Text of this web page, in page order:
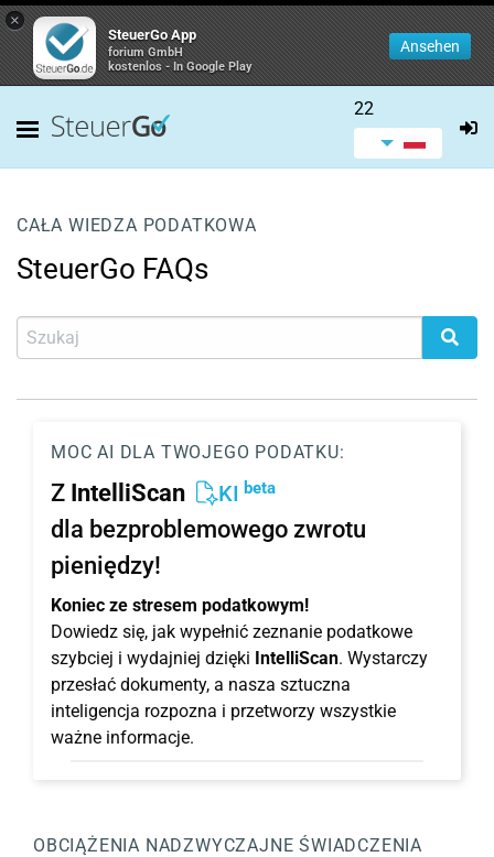
×
SteuerGo App
forium GmbH
kostenlos - In Google Play
Ansehen
22
CAŁA WIEDZA PODATKOWA
SteuerGo FAQs
MOC AI DLA TWOJEGO PODATKU:
Z IntelliScan KI beta
dla bezproblemowego zwrotu
pieniędzy!
Koniec ze stresem podatkowym!
Dowiedz się, jak wypełnić zeznanie podatkowe
szybciej i wydajniej dzięki IntelliScan. Wystarczy
przesłać dokumenty, a nasza sztuczna
inteligencja rozpozna i przetworzy wszystkie
ważne informacje.
OBCIĄŻENIA NADZWYCZAJNE ŚWIADCZENIA